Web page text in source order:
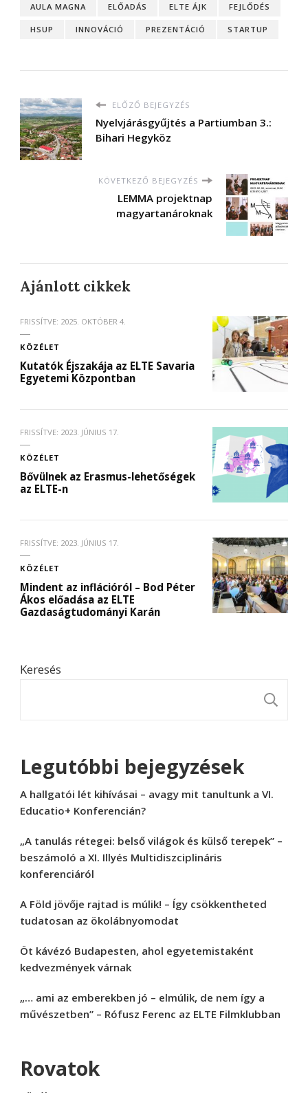
AULA MAGNA ELŐADÁS ELTE ÁJK FEJLŐDÉS
HSUP INNOVÁCIÓ PREZENTÁCIÓ STARTUP
ELŐZŐ BEJEGYZÉS
Nyelvjárásgyűjtés a Partiumban 3.:
Bihari Hegyköz
KÖVETKEZŐ BEJEGYZÉS
LEMMA projektnap
magyartanároknak
Ajánlott cikkek
FRISSÍTVE: 2025. OKTÓBER 4.
KÖZÉLET
Kutatók Éjszakája az ELTE Savaria
Egyetemi Központban
FRISSÍTVE: 2023. JÚNIUS 17.
KÖZÉLET
Bővülnek az Erasmus-lehetőségek
az ELTE-n
FRISSÍTVE: 2023. JÚNIUS 17.
KÖZÉLET
Mindent az inflációról – Bod Péter
Ákos előadása az ELTE
Gazdaságtudományi Karán
Keresés
Legutóbbi bejegyzések
A hallgatói lét kihívásai – avagy mit tanultunk a VI.
Educatio+ Konferencián?
„A tanulás rétegei: belső világok és külső terepek” –
beszámoló a XI. Illyés Multidiszciplináris
konferenciáról
A Föld jövője rajtad is múlik! – Így csökkentheted
tudatosan az ökolábnyomodat
Öt kávézó Budapesten, ahol egyetemistaként
kedvezmények várnak
„… ami az emberekben jó – elmúlik, de nem így a
művészetben” – Rófusz Ferenc az ELTE Filmklubban
Rovatok